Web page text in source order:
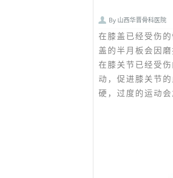
By 山西华晋骨科医院
在膝盖已经受伤
盖的半月板会因
在膝关节已经受
动，促进膝关节
硬，过度的运动